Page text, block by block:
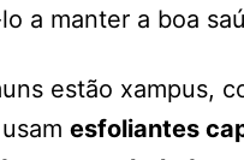
a manter a boa
estão xampus,
esfoliantes